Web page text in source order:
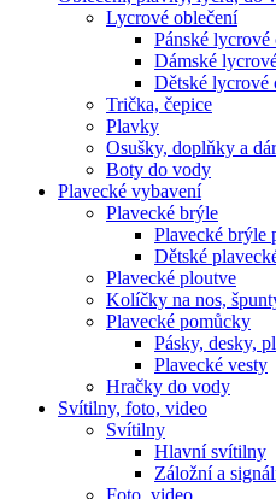
Lycrové oblečení
Pánské lycrové
Dámské
Dětské lycrové
Trička, čepice
Plavky
Osušky, doplňky a
Boty do vody
Plavecké vybavení
Plavecké brýle
Plavecké brýle
Dětské
Plavecké ploutve
Kolíčky na nos,
Plavecké pomůcky
Pásky, desky,
Plavecké vesty
Hračky do vody
Svítilny, foto, video
Svítilny
Hlavní svítilny
Záložní a
Foto, video